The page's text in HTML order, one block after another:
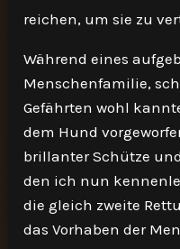
reichen, um sie zu
Während eines
Menschenfamilie,
Gefährten wohl
dem Hund
brillanter Schütze
den ich nun
die gleich zweite
das Vorhaben der